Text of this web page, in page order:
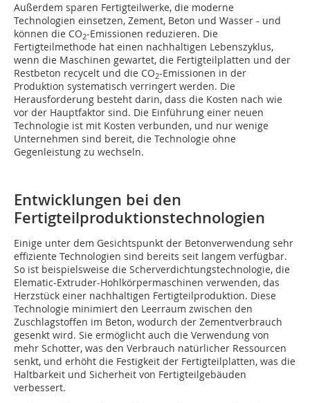
Außerdem sparen Fertigteilwerke, die moderne
Technologien einsetzen, Zement, Beton und Wasser - und
können die CO2-Emissionen reduzieren. Die
Fertigteilmethode hat einen nachhaltigen Lebenszyklus,
wenn die Maschinen gewartet, die Fertigteilplatten und der
Restbeton recycelt und die CO2-Emissionen in der
Produktion systematisch verringert werden. Die
Herausforderung besteht darin, dass die Kosten nach wie
vor der Hauptfaktor sind. Die Einführung einer neuen
Technologie ist mit Kosten verbunden, und nur wenige
Unternehmen sind bereit, die Technologie ohne
Gegenleistung zu wechseln.
Entwicklungen bei den
Fertigteilproduktionstechnologien
Einige unter dem Gesichtspunkt der Betonverwendung sehr
effiziente Technologien sind bereits seit langem verfügbar.
So ist beispielsweise die Scherverdichtungstechnologie, die
Elematic-Extruder-Hohlkörpermaschinen verwenden, das
Herzstück einer nachhaltigen Fertigteilproduktion. Diese
Technologie minimiert den Leerraum zwischen den
Zuschlagstoffen im Beton, wodurch der Zementverbrauch
gesenkt wird. Sie ermöglicht auch die Verwendung von
mehr Schotter, was den Verbrauch natürlicher Ressourcen
senkt, und erhöht die Festigkeit der Fertigteilplatten, was die
Haltbarkeit und Sicherheit von Fertigteilgebäuden
verbessert.